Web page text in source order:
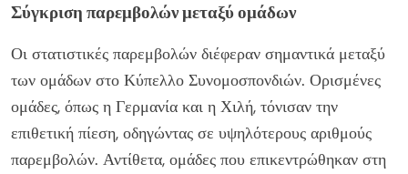
Σύγκριση παρεμβολών μεταξύ ομάδων
Οι στατιστικές παρεμβολών διέφεραν σημαντικά μεταξύ
των ομάδων στο Κύπελλο Συνομοσπονδιών. Ορισμένες
ομάδες, όπως η Γερμανία και η Χιλή, τόνισαν την
επιθετική πίεση, οδηγώντας σε υψηλότερους αριθμούς
παρεμβολών. Αντίθετα, ομάδες που επικεντρώθηκαν στη